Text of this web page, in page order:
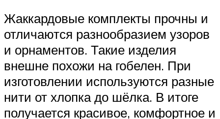
Жаккардовые комплекты прочны и
отличаются разнообразием узоров
и орнаментов. Такие изделия
внешне похожи на гобелен. При
изготовлении используются разные
нити от хлопка до шёлка. В итоге
получается красивое, комфортное и